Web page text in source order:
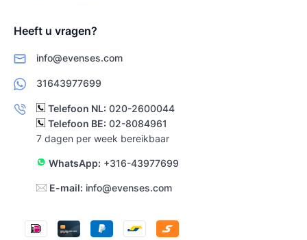
Heeft u vragen?
info@evenses.com
31643977699
Telefoon NL: 020-2600044
Telefoon BE: 02-8084961
7 dagen per week bereikbaar
WhatsApp: +316-43977699
E-mail: info@evenses.com